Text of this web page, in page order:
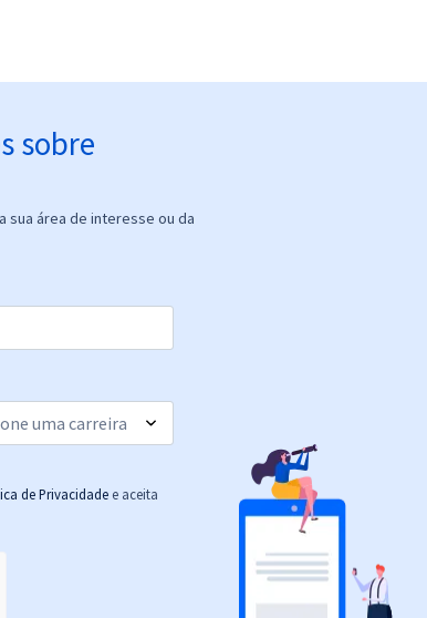
sobre
sua área de interesse ou da
de Privacidade e aceita